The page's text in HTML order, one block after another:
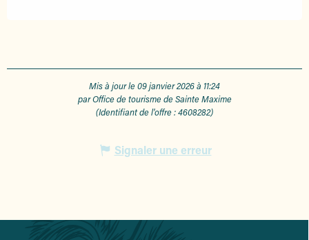
Mis à jour le 09 janvier 2026 à 11:24
par Office de tourisme de Sainte Maxime
(Identifiant de l'offre :4608282)
Signaler une erreur